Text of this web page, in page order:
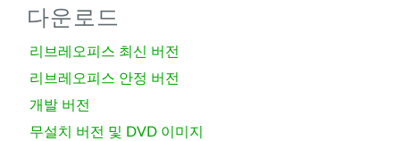
다운로드
리브레오피스 최신 버전
리브레오피스 안정 버전
개발 버전
무설치 버전 및 DVD 이미지